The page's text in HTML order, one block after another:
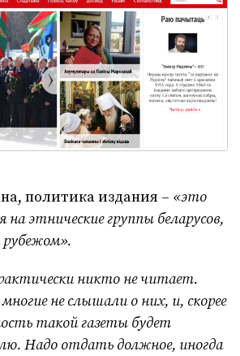
политика издания – «это
этнические группы беларусов,
никто не читает.
не слышали о них, и, скорее
такой газеты будет
Надо отдать должное, иногда